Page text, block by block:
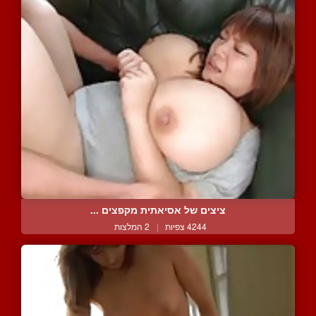
ציצים של אסיאתית מקפצים ...
4244 צפיות | 2 המלצות